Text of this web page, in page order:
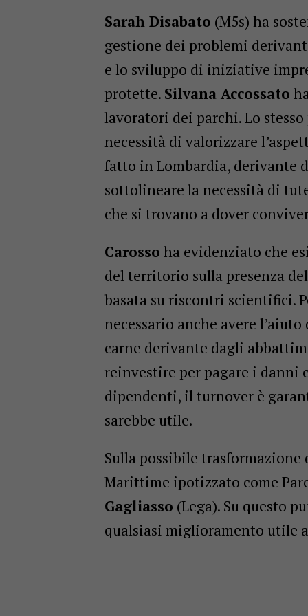
Sarah Disabato (M5s) ha
gestione dei problemi
e lo sviluppo di iniziative
protette. Silvana Accossato
lavoratori dei parchi. Lo
necessità di valorizzare
fatto in Lombardia, derivante
sottolineare la necessità di
che si trovano a dover
Carosso ha evidenziato che
del territorio sulla presenza
basata su riscontri scientifici.
necessario anche avere
carne derivante dagli
reinvestire per pagare i danni
dipendenti, il turnover è
sarebbe utile.
Sulla possibile
Marittime ipotizzato come
Gagliasso (Lega). Su questo
qualsiasi miglioramento utile